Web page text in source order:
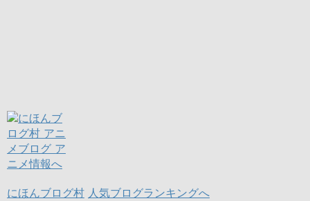
にほんブログ村 人気ブログランキングへ